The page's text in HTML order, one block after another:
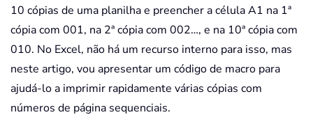
10 cópias de uma planilha e preencher a célula A1 na 1ª
cópia com 001, na 2ª cópia com 002…, e na 10ª cópia com
010. No Excel, não há um recurso interno para isso, mas
neste artigo, vou apresentar um código de macro para
ajudá-lo a imprimir rapidamente várias cópias com
números de página sequenciais.